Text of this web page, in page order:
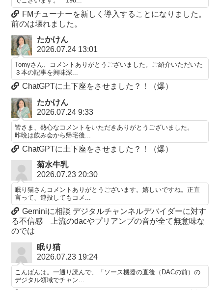
FMチューナーを新しく導入することになりました。
前のは壊れました。
たかけん
2026.07.24 13:01
Tomyさん、コメントありがとうございました。ご紹介いただいた
３本の記事を興味深...
ChatGPTに土下座をさせました？！（爆）
たかけん
2026.07.24 9:33
皆さま、熱心なコメントをいただきありがとうございました。
昨晩は飲み会から帰宅後...
ChatGPTに土下座をさせました？！（爆）
菊水牛乳
2026.07.23 20:30
眠り猫さんコメントありがとうございます。嬉しいですね。正直
言って、連投してもコメ...
Geminiに相談 デジタルチャンネルデバイダーに対す
る不信感 上流のdacやプリアンプの音が全て無意味な
のでは
眠り猫
2026.07.23 19:24
こんばんは。一通り読んで、「ソース機器の直後（DACの前）の
デジタル領域でチャン...